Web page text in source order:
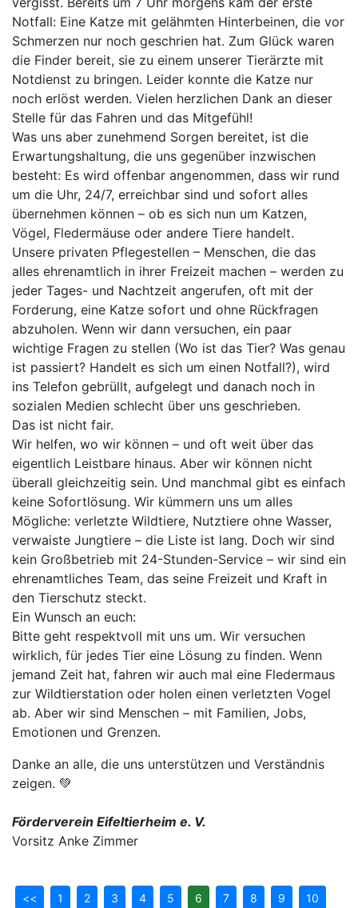
Notfall: Eine Katze mit gelähmten Hinterbeinen, die vor
Schmerzen nur noch geschrien hat. Zum Glück waren
die Finder bereit, sie zu einem unserer Tierärzte mit
Notdienst zu bringen. Leider konnte die Katze nur
noch erlöst werden. Vielen herzlichen Dank an dieser
Stelle für das Fahren und das Mitgefühl!
Was uns aber zunehmend Sorgen bereitet, ist die
Erwartungshaltung, die uns gegenüber inzwischen
besteht: Es wird offenbar angenommen, dass wir rund
um die Uhr, 24/7, erreichbar sind und sofort alles
übernehmen können – ob es sich nun um Katzen,
Vögel, Fledermäuse oder andere Tiere handelt.
Unsere privaten Pflegestellen – Menschen, die das
alles ehrenamtlich in ihrer Freizeit machen – werden zu
jeder Tages- und Nachtzeit angerufen, oft mit der
Forderung, eine Katze sofort und ohne Rückfragen
abzuholen. Wenn wir dann versuchen, ein paar
wichtige Fragen zu stellen (Wo ist das Tier? Was genau
ist passiert? Handelt es sich um einen Notfall?), wird
ins Telefon gebrüllt, aufgelegt und danach noch in
sozialen Medien schlecht über uns geschrieben.
Das ist nicht fair.
Wir helfen, wo wir können – und oft weit über das
eigentlich Leistbare hinaus. Aber wir können nicht
überall gleichzeitig sein. Und manchmal gibt es einfach
keine Sofortlösung. Wir kümmern uns um alles
Mögliche: verletzte Wildtiere, Nutztiere ohne Wasser,
verwaiste Jungtiere – die Liste ist lang. Doch wir sind
kein Großbetrieb mit 24-Stunden-Service – wir sind ein
ehrenamtliches Team, das seine Freizeit und Kraft in
den Tierschutz steckt.
Ein Wunsch an euch:
Bitte geht respektvoll mit uns um. Wir versuchen
wirklich, für jedes Tier eine Lösung zu finden. Wenn
jemand Zeit hat, fahren wir auch mal eine Fledermaus
zur Wildtierstation oder holen einen verletzten Vogel
ab. Aber wir sind Menschen – mit Familien, Jobs,
Emotionen und Grenzen.
Danke an alle, die uns unterstützen und Verständnis
zeigen. 💚
Förderverein Eifeltierheim e. V.
Vorsitz Anke Zimmer
<< 1 2 3 4 5 6 7 8 9 10